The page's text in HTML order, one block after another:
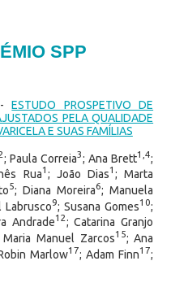
SPP
-ESTUDO PROSPETIVO DE
PELA QUALIDADE
E SUAS FAMÍLIAS
; Paula Correia3; Ana Brett1,4;
Rua1 ; João Dias1 ; Marta
5; Diana Moreira6; Manuela
Labrusco9; Susana Gomes10;
Andrade12; Catarina Granjo
Maria Manuel Zarcos15; Ana
Marlow17; Adam Finn17;